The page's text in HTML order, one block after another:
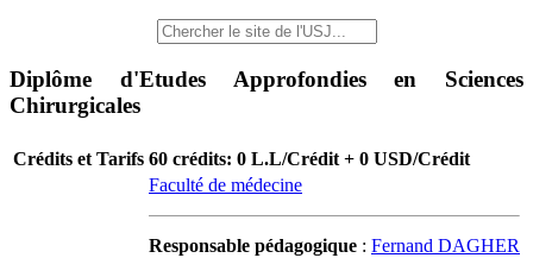
Diplôme d'Etudes Approfondies en Sciences
Chirurgicales
Crédits et Tarifs 60 crédits: 0 L.L/Crédit + 0 USD/Crédit
Faculté de médecine
Responsable pédagogique : Fernand DAGHER